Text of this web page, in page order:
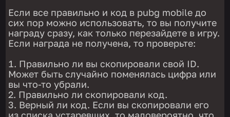
Если все правильно и код в pubg mobile до
сих пор можно использовать, то вы получите
награду сразу, как только перезайдете в игру.
Если награда не получена, то проверьте:
Правильно ли вы скопировали свой ID.
Может быть случайно поменялась цифра или
вы что-то убрали.
Правильно ли скопировали код.
Верный ли код. Если вы скопировали его